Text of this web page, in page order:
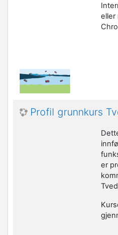
eller
Profil grunnkurs
er